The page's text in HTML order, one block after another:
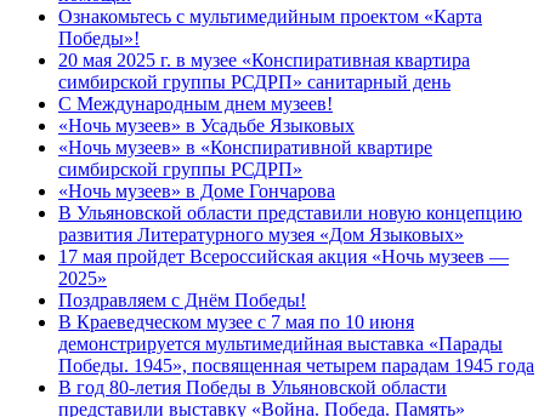
Ознакомьтесь с мультимедийным проектом «Карта
Победы»!
20 мая 2025 г. в музее «Конспиративная квартира
симбирской группы РСДРП» санитарный день
С Международным днем музеев!
«Ночь музеев» в Усадьбе Языковых
«Ночь музеев» в «Конспиративной квартире
симбирской группы РСДРП»
«Ночь музеев» в Доме Гончарова
В Ульяновской области представили новую концепцию
развития Литературного музея «Дом Языковых»
17 мая пройдет Всероссийская акция «Ночь музеев —
2025»
Поздравляем с Днём Победы!
В Краеведческом музее с 7 мая по 10 июня
демонстрируется мультимедийная выставка «Парады
Победы. 1945», посвященная четырем парадам 1945 года
В год 80-летия Победы в Ульяновской области
представили выставку «Война. Победа. Память»